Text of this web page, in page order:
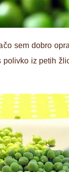
sem dobro
iz petih